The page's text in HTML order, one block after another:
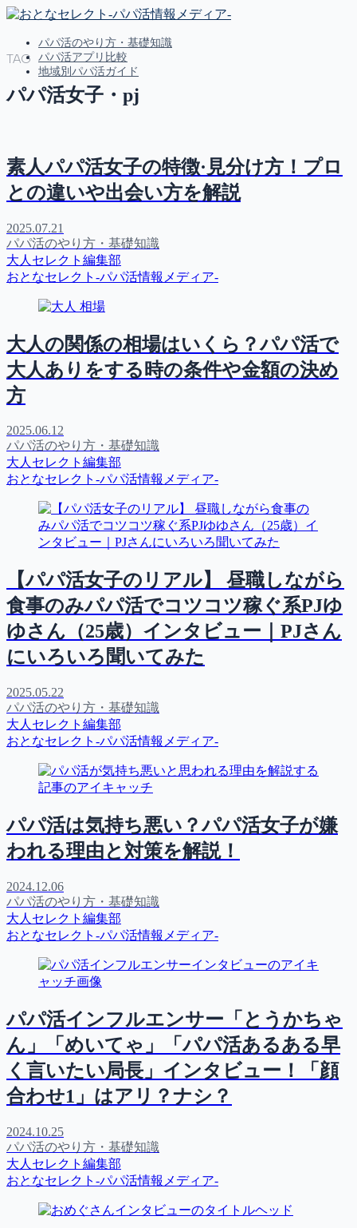
パパ活のやり方・基礎知識
パパ活アプリ比較
地域別パパ活ガイド
パパ活アプリ比較
地域別パパ活ガイド
TAG
パパ活女子・pj
素人パパ活女子の特徴·見分け方！プロ
との違いや出会い方を解説
2025.07.21
パパ活のやり方・基礎知識
大人セレクト編集部
おとなセレクト-パパ活情報メディア-
大人の関係の相場はいくら？パパ活で
大人ありをする時の条件や金額の決め
方
2025.06.12
パパ活のやり方・基礎知識
大人セレクト編集部
おとなセレクト-パパ活情報メディア-
【パパ活女子のリアル】 昼職しながら
食事のみパパ活でコツコツ稼ぐ系PJゆ
ゆさん（25歳）インタビュー｜PJさん
にいろいろ聞いてみた
2025.05.22
パパ活のやり方・基礎知識
大人セレクト編集部
おとなセレクト-パパ活情報メディア-
パパ活は気持ち悪い？パパ活女子が嫌
われる理由と対策を解説！
2024.12.06
パパ活のやり方・基礎知識
大人セレクト編集部
おとなセレクト-パパ活情報メディア-
パパ活インフルエンサー「とうかちゃ
ん」「めいてゃ」「パパ活あるある早
く言いたい局長」インタビュー！「顔
合わせ1」はアリ？ナシ？
2024.10.25
パパ活のやり方・基礎知識
大人セレクト編集部
おとなセレクト-パパ活情報メディア-